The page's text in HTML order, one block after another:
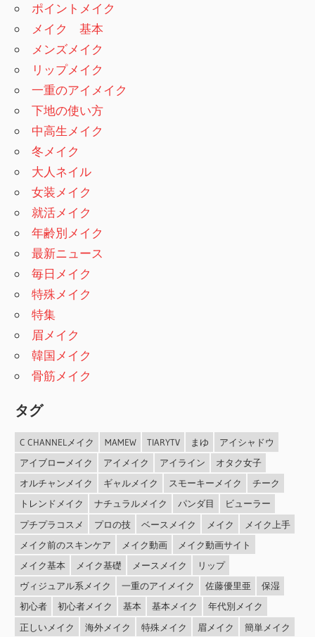
ポイントメイク
メイク 基本
メンズメイク
リップメイク
一重のアイメイク
下地の使い方
中高生メイク
冬メイク
大人ネイル
女装メイク
就活メイク
年齢別メイク
最新ニュース
毎日メイク
特殊メイク
特集
眉メイク
韓国メイク
骨筋メイク
タグ
C CHANNELメイク MAMEW TIARYTV まゆ
アイシャドウ
アイブローメイク
アイメイク アイライン
オタク女子
オルチャンメイク
ギャルメイク スモーキーメイク
チーク
トレンドメイク
ナチュラルメイク パンダ目
ビューラー
プチプラコスメ
プロの技 ベースメイク メイク
メイク上手
メイク前のスキンケア
メイク動画
メイク動画サイト
メイク基本
メイク基礎 メースメイク
リップ
ヴィジュアル系メイク
一重のアイメイク 佐藤優里亜
保湿
初心者
初心者メイク 基本 基本メイク
年代別メイク
正しいメイク
海外メイク 特殊メイク 眉メイク
簡単メイク